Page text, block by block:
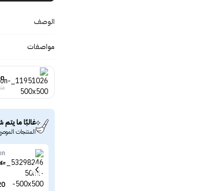
الوصف
مواصفات
غالبًا ما يتم
المنتجات